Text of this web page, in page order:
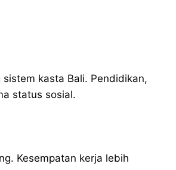
kasta Bali. Pendidikan,
status sosial.
Kesempatan kerja lebih